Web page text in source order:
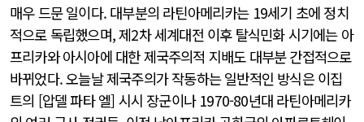
매우 드문 일이다. 대부분의 라틴아메리카는 19세기 초에 정치
적으로 독립했으며, 제2차 세계대전 이후 탈식민화 시기에는 아
프리카와 아시아에 대한 제국주의적 지배도 대부분 간접적으로
바뀌었다. 오늘날 제국주의가 작동하는 일반적인 방식은 이집
트의 [압델 파타 엘] 시시 장군이나 1970-80년대 라틴아메리카